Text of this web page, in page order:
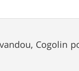
Cogolin